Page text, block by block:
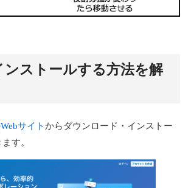
ンストールする方法を解
Webサイトからダウンロード・インストー
す。